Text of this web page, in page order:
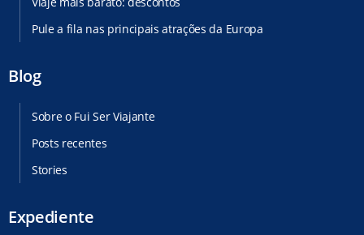
Pule a fila nas principais atrações da Europa
Blog
Sobre o Fui Ser Viajante
Posts recentes
Stories
Expediente